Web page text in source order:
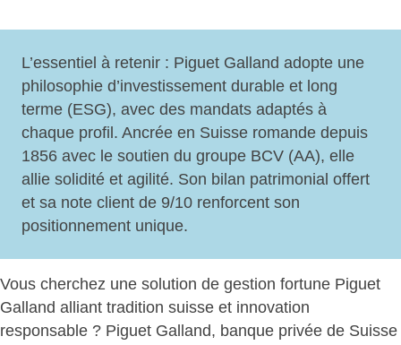
L’essentiel à retenir : Piguet Galland adopte une
philosophie d’investissement durable et long
terme (ESG), avec des mandats adaptés à
chaque profil. Ancrée en Suisse romande depuis
1856 avec le soutien du groupe BCV (AA), elle
allie solidité et agilité. Son bilan patrimonial offert
et sa note client de 9/10 renforcent son
positionnement unique.
Vous cherchez une solution de gestion fortune Piguet
Galland alliant tradition suisse et innovation
responsable ? Piguet Galland, banque privée de Suisse